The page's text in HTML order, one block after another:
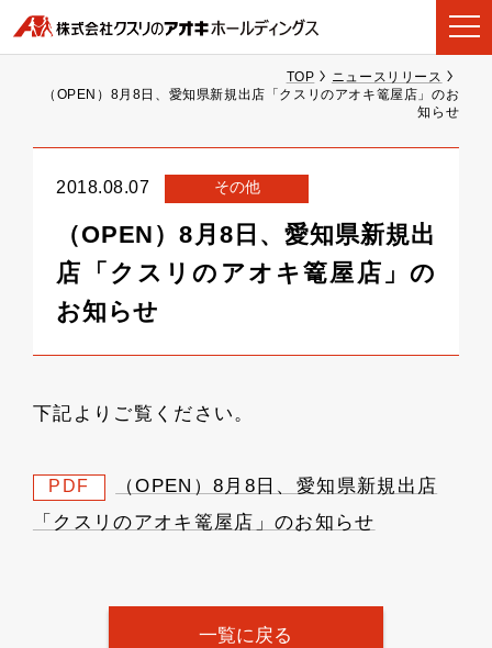
TOP
ニュースリリース
（OPEN）8月8日、愛知県新規出店「クスリのアオキ篭屋店」のお
知らせ
2018.08.07 その他
（OPEN）8月8日、愛知県新規出
店「クスリのアオキ篭屋店」の
お知らせ
下記よりご覧ください。
PDF
（OPEN）8月8日、愛知県新規出店
「クスリのアオキ篭屋店」のお知らせ
一覧に戻る